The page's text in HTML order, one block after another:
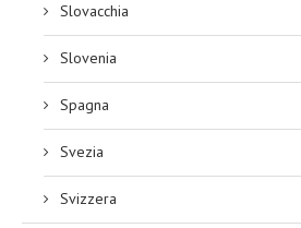
Slovacchia
Slovenia
Spagna
Svezia
Svizzera